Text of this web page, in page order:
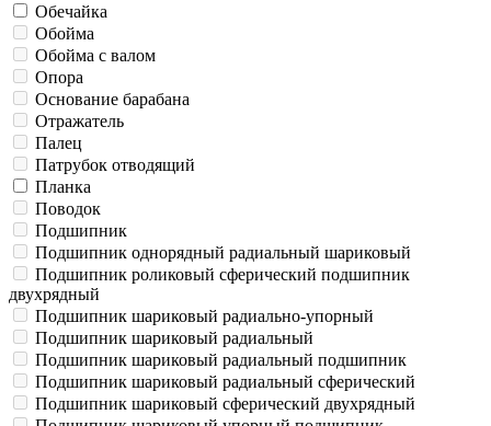
Обечайка
Обойма
Обойма с валом
Опора
Основание барабана
Отражатель
Палец
Патрубок отводящий
Планка
Поводок
Подшипник
Подшипник однорядный радиальный шариковый
Подшипник роликовый сферический подшипник
двухрядный
Подшипник шариковый радиально-упорный
Подшипник шариковый радиальный
Подшипник шариковый радиальный подшипник
Подшипник шариковый радиальный сферический
Подшипник шариковый сферический двухрядный